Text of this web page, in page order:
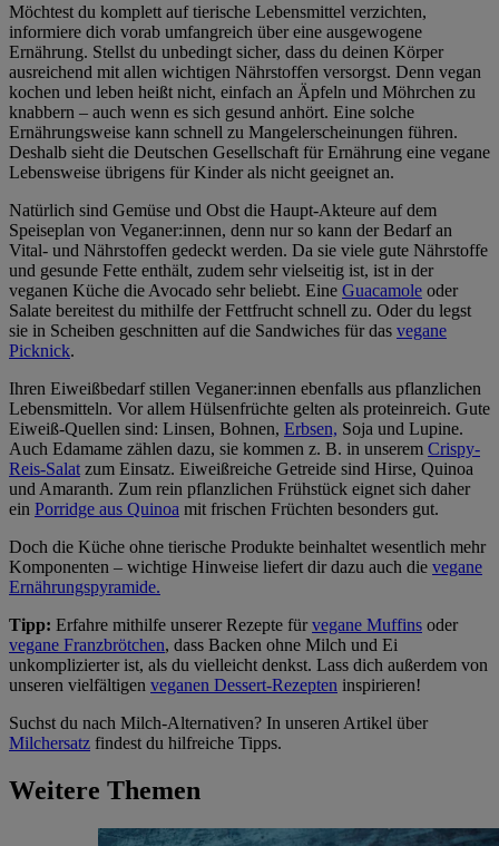
Möchtest du komplett auf tierische Lebensmittel verzichten,
informiere dich vorab umfangreich über eine ausgewogene
Ernährung. Stellst du unbedingt sicher, dass du deinen Körper
ausreichend mit allen wichtigen Nährstoffen versorgst. Denn vegan
kochen und leben heißt nicht, einfach an Äpfeln und Möhrchen zu
knabbern – auch wenn es sich gesund anhört. Eine solche
Ernährungsweise kann schnell zu Mangelerscheinungen führen.
Deshalb sieht die Deutschen Gesellschaft für Ernährung eine vegane
Lebensweise übrigens für Kinder als nicht geeignet an.
Natürlich sind Gemüse und Obst die Haupt-Akteure auf dem
Speiseplan von Veganer:innen, denn nur so kann der Bedarf an
Vital- und Nährstoffen gedeckt werden. Da sie viele gute Nährstoffe
und gesunde Fette enthält, zudem sehr vielseitig ist, ist in der
veganen Küche die Avocado sehr beliebt. Eine Guacamole oder
Salate bereitest du mithilfe der Fettfrucht schnell zu. Oder du legst
sie in Scheiben geschnitten auf die Sandwiches für das vegane
Picknick.
Ihren Eiweißbedarf stillen Veganer:innen ebenfalls aus pflanzlichen
Lebensmitteln. Vor allem Hülsenfrüchte gelten als proteinreich. Gute
Eiweiß-Quellen sind: Linsen, Bohnen, Erbsen, Soja und Lupine.
Auch Edamame zählen dazu, sie kommen z. B. in unserem Crispy-
Reis-Salat zum Einsatz. Eiweißreiche Getreide sind Hirse, Quinoa
und Amaranth. Zum rein pflanzlichen Frühstück eignet sich daher
ein Porridge aus Quinoa mit frischen Früchten besonders gut.
Doch die Küche ohne tierische Produkte beinhaltet wesentlich mehr
Komponenten – wichtige Hinweise liefert dir dazu auch die vegane
Ernährungspyramide.
Tipp: Erfahre mithilfe unserer Rezepte fürvegane Muffins oder
vegane Franzbrötchen, dass Backen ohne Milch und Ei
unkomplizierter ist, als du vielleicht denkst. Lass dich außerdem von
unseren vielfältigen veganen Dessert-Rezepten inspirieren!
Suchst du nach Milch-Alternativen? In unseren Artikel über
Milchersatz findest du hilfreiche Tipps.
Weitere Themen